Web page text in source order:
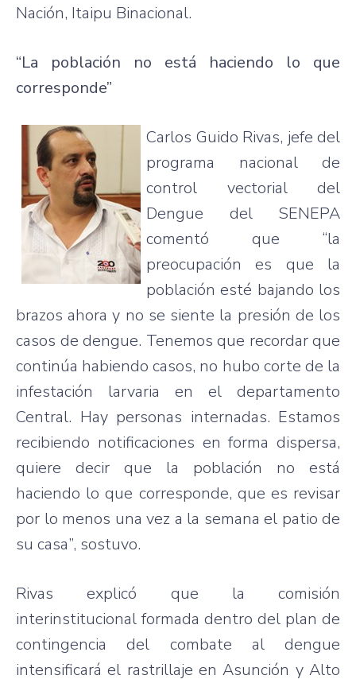
Nación, Itaipu Binacional.
“La población no está haciendo lo que
corresponde”
Carlos Guido Rivas, jefe del
programa nacional de
control vectorial del
Dengue del SENEPA
comentó que “la
preocupación es que la
población esté bajando los
brazos ahora y no se siente la presión de los
casos de dengue. Tenemos que recordar que
continúa habiendo casos, no hubo corte de la
infestación larvaria en el departamento
Central. Hay personas internadas. Estamos
recibiendo notificaciones en forma dispersa,
quiere decir que la población no está
haciendo lo que corresponde, que es revisar
por lo menos una vez a la semana el patio de
su casa”, sostuvo.
Rivas explicó que la comisión
interinstitucional formada dentro del plan de
contingencia del combate al dengue
intensificará el rastrillaje en Asunción y Alto